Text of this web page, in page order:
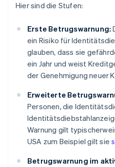
Hier sind die Stufen:
Erste Betrugswarnung:
ein Risiko für
glauben, dass sie
ein Jahr und weist
der Genehmigung neuer
Erweiterte
Personen, die
Warnung gilt
USA zum Beispiel gilt sie
Betrugswarnung im